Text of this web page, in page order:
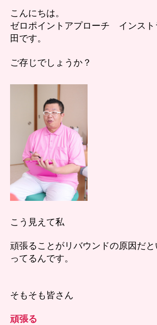
り
な
へ
こんにちは。
ゼロポイントアプローチ インスト
田です。
ご存じでしょうか？
こう見えて私
頑張ることがリバウンドの原因だ
ってるんです。
そもそも皆さん
頑張る